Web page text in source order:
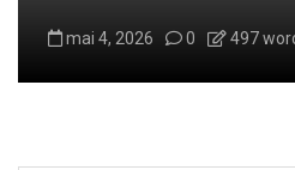
mai 4, 2026 0 497